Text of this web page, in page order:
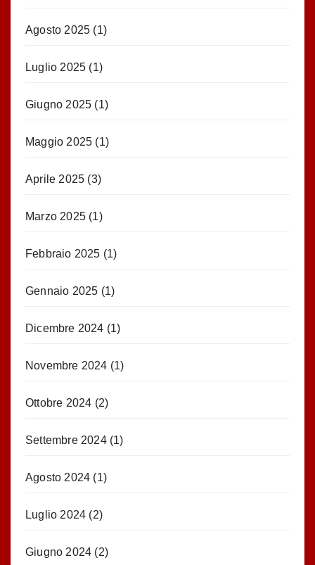
Agosto 2025 (1)
Luglio 2025 (1)
Giugno 2025 (1)
Maggio 2025 (1)
Aprile 2025 (3)
Marzo 2025 (1)
Febbraio 2025 (1)
Gennaio 2025 (1)
Dicembre 2024 (1)
Novembre 2024 (1)
Ottobre 2024 (2)
Settembre 2024(1)
Agosto 2024 (1)
Luglio 2024 (2)
Giugno 2024 (2)